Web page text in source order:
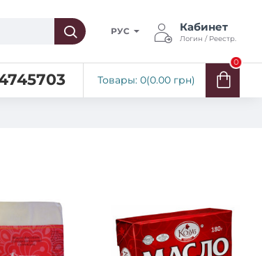
РУС Кабинет
Логин / Реестр.
Товары: 0(0.00 грн)
0